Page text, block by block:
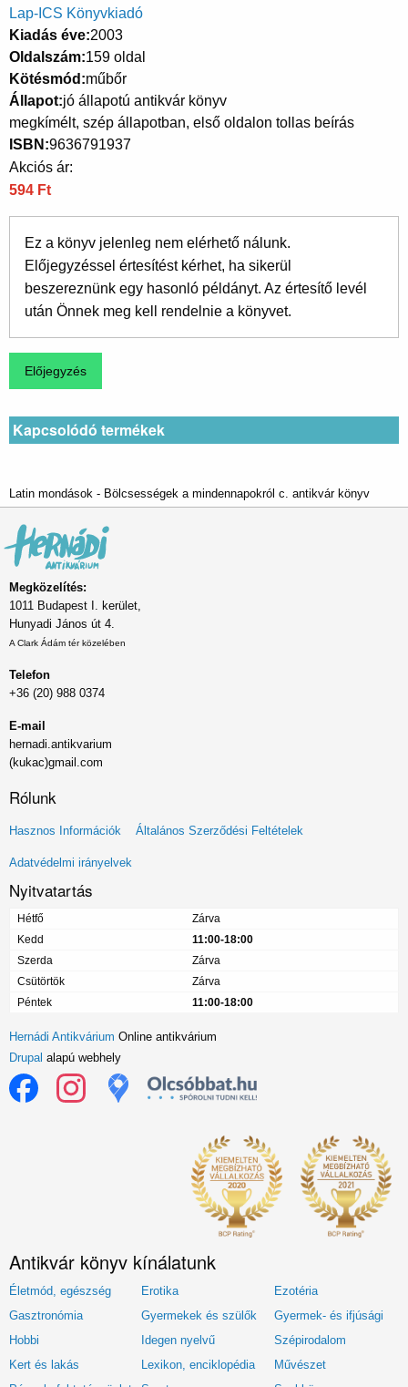
Lap-ICS Könyvkiadó
Kiadás éve 2003
Oldalszám 159 oldal
Kötésmód műbőr
Állapot jó állapotú antikvár könyv
megkímélt, szép állapotban, első oldalon tollas beírás
ISBN 9636791937
Akciós ár:
594 Ft
Ez a könyv jelenleg nem elérhető nálunk.
Előjegyzéssel értesítést kérhet, ha sikerül
beszereznünk egy hasonló példányt. Az értesítő levél
után Önnek meg kell rendelnie a könyvet.
Kapcsolódó termékek
Latin mondások - Bölcsességek a mindennapokról c. antikvár könyv
Megközelítés:
1011 Budapest I. kerület,
Hunyadi János út 4.
A Clark Ádám tér közelében
Telefon
+36 (20) 988 0374
E-mail
hernadi.antikvarium
(kukac)gmail.com
Rólunk
Lábléc
menü
Hasznos Információk Általános Szerződési Feltételek
Adatvédelmi irányelvek
Nyitvatartás
Hétfő
Zárva
Kedd
11:00-18:00
Szerda
Zárva
Csütörtök
Zárva
Péntek
11:00-18:00
Hernádi Antikvárium Online antikvárium
Drupal alapú webhely
Antikvár könyv kínálatunk
Életmód, egészség Erotika
Ezotéria
Gasztronómia
Gyermekek és szülők
Gyermek- és ifjúsági
Hobbi
Idegen nyelvű
Szépirodalom
Kert és lakás
Lexikon, enciklopédia
Művészet